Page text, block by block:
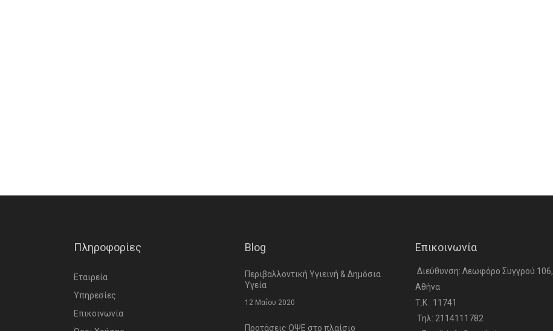
Πληροφορίες
Εταιρεία
Υπηρεσίες
Επικοινωνία
Blog
Περιβαλλοντική Υγιεινή & Δημόσια
Υγεία
12 Μαΐου 2020
Προτάσεις ΟΨΕ στο πλαίσιο
Επικοινωνία
Διεύθυνση: Λεωφόρο Συγγρού 106,
Αθήνα
Τ.Κ : 11741
Τηλ: 2114111782